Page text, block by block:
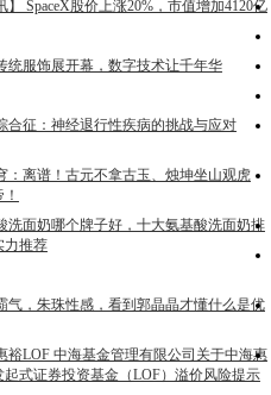
】 SpaceX股价上涨20%，市值增加4120亿
统服饰展开幕，数字技术让千年华
合征：神经退行性疾病的挑战与应对
：离谱！古元不拿古玉、烛坤坐山观虎
洗面奶哪个牌子好，十大氨基酸洗面奶排
力推荐
气，朱珠性感，看到郭晶晶才懂什么是优
裕LOF 中海基金管理有限公司关于中海惠
式证券投资基金（LOF）溢价风险提示